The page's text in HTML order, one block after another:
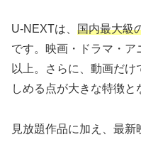
U-NEXTは、 国内最大級
です。映画・ドラマ・ア
以上。さらに、動画だけ
しめる点が大きな特徴と
見放題作品に加え、最